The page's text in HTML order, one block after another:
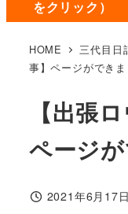
をクリック）
HOME 三代目日
事】ページができ
【出張
ページ
投稿日
2021年6月17日